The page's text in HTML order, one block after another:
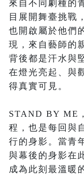
來自不同劇種的
目展開舞臺挑戰
也開啟屬於他們
現，來自藝師的
背後都是汗水與
在燈光亮起、與
得真實可見。
STAND BY ME
程，也是每回與
行的身影。當青
與幕後的身影在